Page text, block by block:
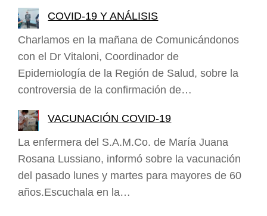
COVID-19 Y ANÁLISIS
Charlamos en la mañana de Comunicándonos
con el Dr Vitaloni, Coordinador de
Epidemiología de la Región de Salud, sobre la
controversia de la confirmación de…
VACUNACIÓN COVID-19
La enfermera del S.A.M.Co. de María Juana
Rosana Lussiano, informó sobre la vacunación
del pasado lunes y martes para mayores de 60
años.Escuchala en la…